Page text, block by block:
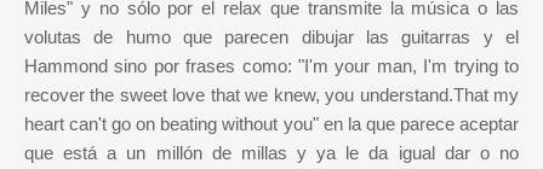
Miles" y no sólo por el relax que transmite la música o las
volutas de humo que parecen dibujar las guitarras y el
Hammond sino por frases como: "I'm your man, I'm trying to
recover the sweet love that we knew, you understand.That my
heart can't go on beating without you" en la que parece aceptar
que está a un millón de millas y ya le da igual dar o no